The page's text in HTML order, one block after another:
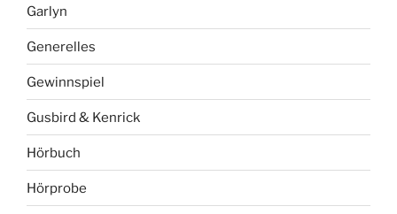
Garlyn
Generelles
Gewinnspiel
Gusbird & Kenrick
Hörbuch
Hörprobe